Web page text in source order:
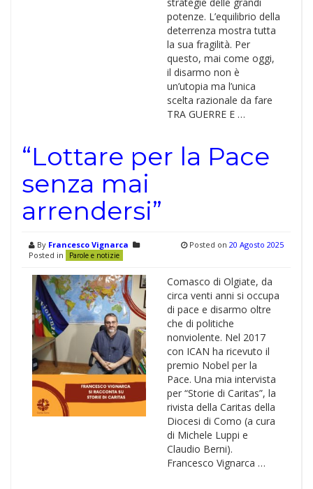
potenze. L’equilibrio della
deterrenza mostra tutta
la sua fragilità. Per
questo, mai come oggi,
il disarmo non è
un’utopia ma l’unica
scelta razionale da fare
TRA GUERRE E …
“Lottare per la Pace
senza mai
arrendersi”
By Francesco Vignarca
Posted in
Parole e notizie
Posted on 20 Agosto 2025
Comasco di Olgiate, da
circa venti anni si occupa
di pace e disarmo oltre
che di politiche
nonviolente. Nel 2017
con ICAN ha ricevuto il
premio Nobel per la
Pace. Una mia intervista
per “Storie di Caritas”, la
rivista della Caritas della
Diocesi di Como (a cura
di Michele Luppi e
Claudio Berni).
Francesco Vignarca …